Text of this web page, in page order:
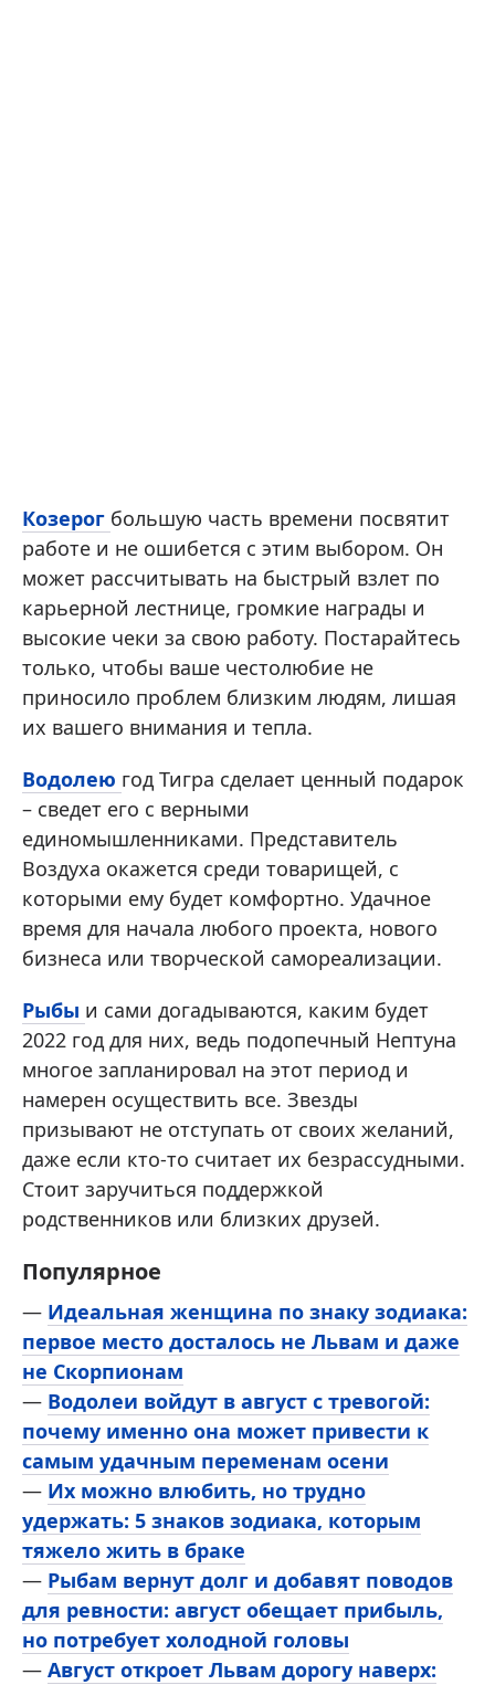
Козерог большую часть времени посвятит
работе и не ошибется с этим выбором. Он
может рассчитывать на быстрый взлет по
карьерной лестнице, громкие награды и
высокие чеки за свою работу. Постарайтесь
только, чтобы ваше честолюбие не
приносило проблем близким людям, лишая
их вашего внимания и тепла.
Водолею год Тигра сделает ценный подарок
– сведет его с верными
единомышленниками. Представитель
Воздуха окажется среди товарищей, с
которыми ему будет комфортно. Удачное
время для начала любого проекта, нового
бизнеса или творческой самореализации.
Рыбы и сами догадываются, каким будет
2022 год для них, ведь подопечный Нептуна
многое запланировал на этот период и
намерен осуществить все. Звезды
призывают не отступать от своих желаний,
даже если кто-то считает их безрассудными.
Стоит заручиться поддержкой
родственников или близких друзей.
Популярное
— Идеальная женщина по знаку зодиака:
первое место досталось не Львам и даже
не Скорпионам
— Водолеи войдут в август с тревогой:
почему именно она может привести к
самым удачным переменам осени
— Их можно влюбить, но трудно
удержать: 5 знаков зодиака, которым
тяжело жить в браке
— Рыбам вернут долг и добавят поводов
для ревности: август обещает прибыль,
но потребует холодной головы
— Август откроет Львам дорогу наверх: